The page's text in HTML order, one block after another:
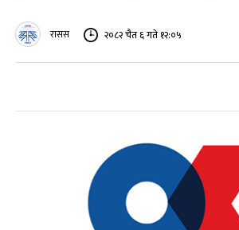
रासस २०८२ चैत ६ गते १२:०५